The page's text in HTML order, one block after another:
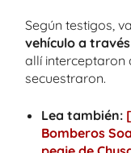
Según testigos,
vehículo a
allí interceptaron
secuestraron.
Lea también:
Bomberos